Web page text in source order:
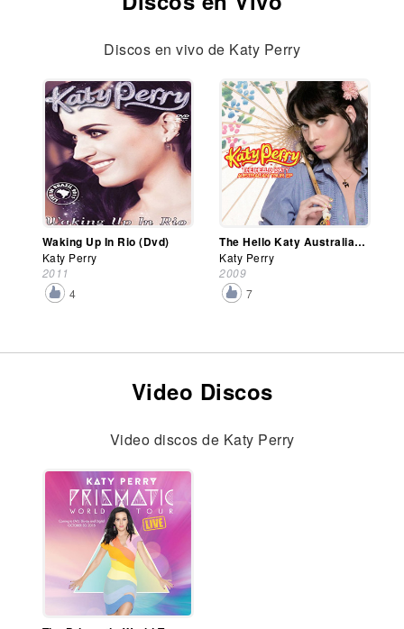
Discos en vivo de Katy Perry
Waking Up In Rio (Dvd)
Katy Perry
2011
4
The Hello Katy Australian Tour Ep
Katy Perry
2009
7
Video Discos
Video discos de Katy Perry